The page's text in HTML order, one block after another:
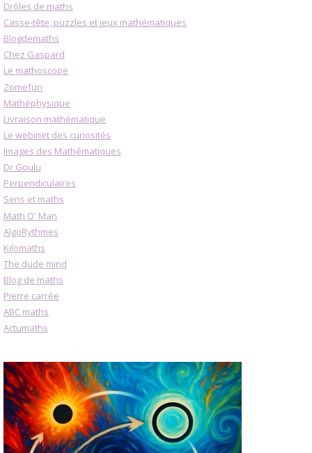
Drôles de maths
Casse-tête, puzzles et jeux mathématiques
Blogdemaths
Chez Gaspard
Le mathoscope
Zomefun
Mathéphysique
Livraison mathématique
Le webinet des curiosités
Images des Mathématiques
Dr Goulu
Perpendiculaires
Sens et maths
Math O' Man
AlgoRythmes
Kilomaths
The dude mind
Blog de maths
Pierre carrée
ABC maths
Actumaths